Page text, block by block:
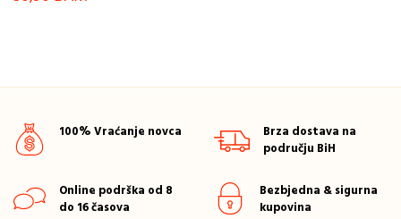
100% Vraćanje novca
Brza dostava na
području BiH
Online podrška od 8
do 16 časova
Bezbjedna & sigurna
kupovina